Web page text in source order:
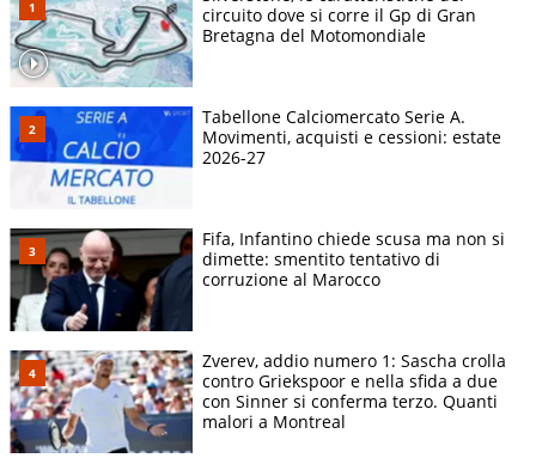
circuito dove si corre il Gp di Gran
Bretagna del Motomondiale
Tabellone Calciomercato Serie A.
Movimenti, acquisti e cessioni: estate
2026-27
Fifa, Infantino chiede scusa ma non si
dimette: smentito tentativo di
corruzione al Marocco
Zverev, addio numero 1: Sascha crolla
contro Griekspoor e nella sfida a due
con Sinner si conferma terzo. Quanti
malori a Montreal